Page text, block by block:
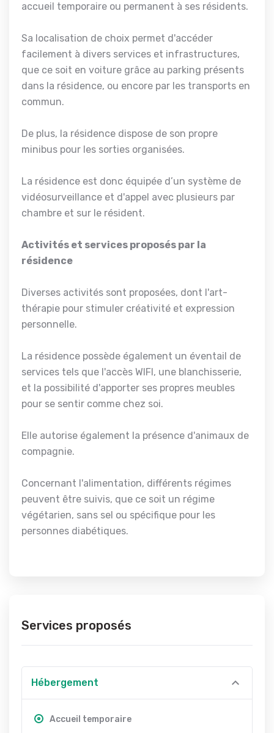
accueil temporaire ou permanent à ses résidents.
Sa localisation de choix permet d'accéder
facilement à divers services et infrastructures,
que ce soit en voiture grâce au parking présents
dans la résidence, ou encore par les transports en
commun.
De plus, la résidence dispose de son propre
minibus pour les sorties organisées.
La résidence est donc équipée d’un système de
vidéosurveillance et d'appel avec plusieurs par
chambre et sur le résident.
Activités et services proposés par la
résidence
Diverses activités sont proposées, dont l'art-
thérapie pour stimuler créativité et expression
personnelle.
La résidence possède également un éventail de
services tels que l'accès WIFI, une blanchisserie,
et la possibilité d'apporter ses propres meubles
pour se sentir comme chez soi.
Elle autorise également la présence d'animaux de
compagnie.
Concernant l'alimentation, différents régimes
peuvent être suivis, que ce soit un régime
végétarien, sans sel ou spécifique pour les
personnes diabétiques.
Services proposés
Hébergement
Accueil temporaire